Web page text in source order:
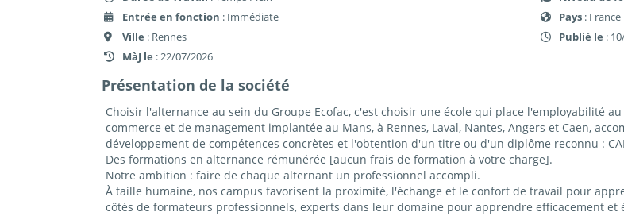
Entrée en fonction : Immédiate
Ville : Rennes
MàJ le : 22/07/2026
Pays : France
Publié le :
Présentation de la société
Choisir l'alternance au sein du Groupe Ecofac, c'est choisir une école qui place l'employabilité
commerce et de management implantée au Mans, à Rennes, Laval, Nantes, Angers et Caen,
développement de compétences concrètes et l'obtention d'un titre ou d'un diplôme reconnu : CAP,
Des formations en alternance rémunérée [aucun frais de formation à votre charge].
Notre ambition : faire de chaque alternant un professionnel accompli.
À taille humaine, nos campus favorisent la proximité, l'échange et le confort de travail pour
côtés de formateurs professionnels, experts dans leur domaine pour apprendre efficacement et